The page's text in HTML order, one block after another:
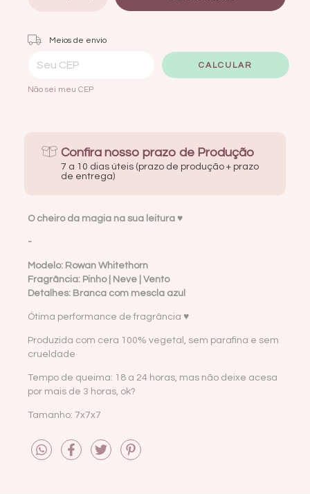
Entregas para o CEP:
Meios de envio
CALCULAR
Não sei meu CEP
Confira nosso prazo de Produção
7 a 10 dias úteis (prazo de produção + prazo
de entrega)
O cheiro da magia na sua leitura ♥
-
Modelo: Rowan Whitethorn
Fragrância: Pinho | Neve | Vento
Detalhes: Branca com mescla azul
Ótima performance de fragrância ♥
Produzida com cera 100% vegetal, sem parafina e sem
crueldade
Tempo de queima: 18 a 24 horas, mas não deixe acesa
por mais de 3 horas, ok?
Tamanho: 7x7x7